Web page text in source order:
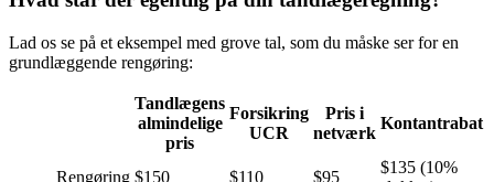
Lad os se på et eksempel med grove tal, som du måske ser for en
grundlæggende rengøring:
Tandlægens
almindelige
pris
Forsikring
UCR
Pris i
netværk
Kontantrabat
Rengøring $150 $110 $95
$135 (10%